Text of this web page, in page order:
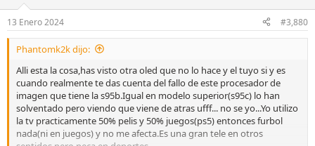
e
s
13 Enero 2024 #3,880
Phantomk2k dijo:
Alli esta la cosa,has visto otra oled que no lo hace y el tuyo si y es
cuando realmente te das cuenta del fallo de este procesador de
imagen que tiene la s95b.Igual en modelo superior(s95c) lo han
solventado pero viendo que viene de atras ufff... no se yo...Yo utilizo
la tv practicamente 50% pelis y 50% juegos(ps5) entonces furbol
nada(ni en juegos) y no me afecta.Es una gran tele en otros